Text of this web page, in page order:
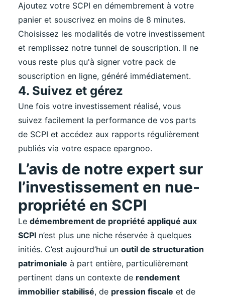
Ajoutez votre SCPI en démembrement à votre
panier et souscrivez en moins de 8 minutes.
Choisissez les modalités de votre investissement
et remplissez notre tunnel de souscription. Il ne
vous reste plus qu'à signer votre pack de
souscription en ligne, généré immédiatement.
4. Suivez et gérez
Une fois votre investissement réalisé, vous
suivez facilement la performance de vos parts
de SCPI et accédez aux rapports régulièrement
publiés via votre espace epargnoo.
L’avis de notre expert sur
l’investissement en nue-
propriété en SCPI
Le démembrement de propriété appliqué aux
SCPIn’est plus une niche réservée à quelques
initiés. C’est aujourd’hui un outil de structuration
patrimoniale à part entière, particulièrement
pertinent dans un contexte de rendement
immobilier stabilisé, de pression fiscale et de